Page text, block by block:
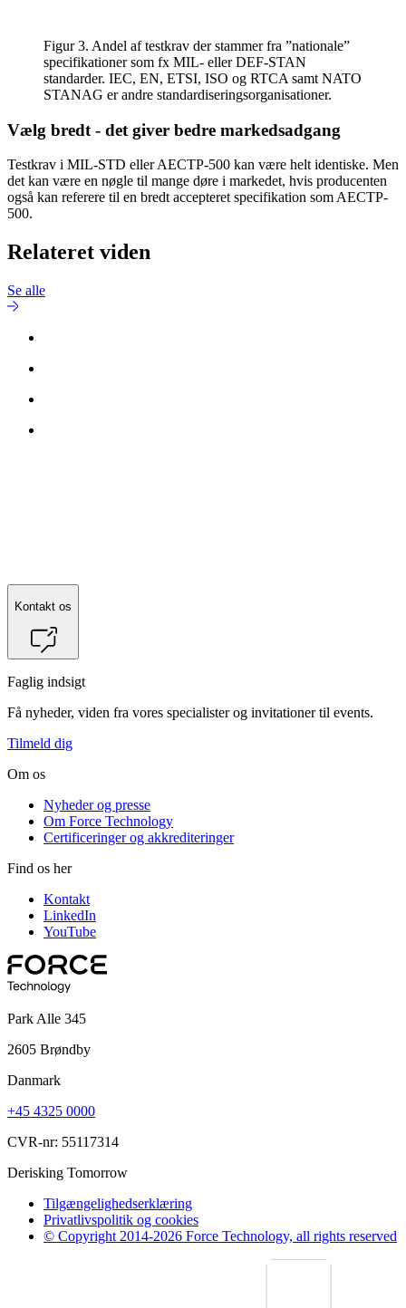
Figur 3. Andel af testkrav der stammer fra ”nationale”
specifikationer som fx MIL- eller DEF-STAN
standarder. IEC, EN, ETSI, ISO og RTCA samt NATO
STANAG er andre standardiseringsorganisationer.
Vælg bredt - det giver bedre markedsadgang
Testkrav i MIL-STD eller AECTP-500 kan være helt identiske. Men
det kan være en nøgle til mange døre i markedet, hvis producenten
også kan referere til en bredt accepteret specifikation som AECTP-
500.
Relateret viden
Se alle
Kontakt os
Faglig indsigt
Få nyheder, viden fra vores specialister og invitationer til events.
Tilmeld dig
Om os
Nyheder og presse
Om Force Technology
Certificeringer og akkrediteringer
Find os her
Kontakt
LinkedIn
YouTube
Park Alle 345
2605 Brøndby
Danmark
+45 4325 0000
CVR-nr: 55117314
Derisking Tomorrow
Tilgængelighedserklæring
Privatlivspolitik og cookies
© Copyright 2014-2026 Force Technology, all rights reserved